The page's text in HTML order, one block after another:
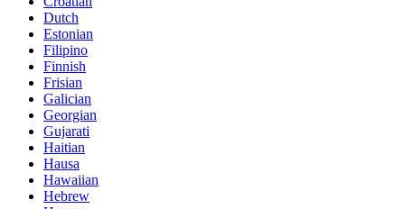
Dutch
Estonian
Filipino
Finnish
Frisian
Galician
Georgian
Gujarati
Haitian
Hausa
Hawaiian
Hebrew